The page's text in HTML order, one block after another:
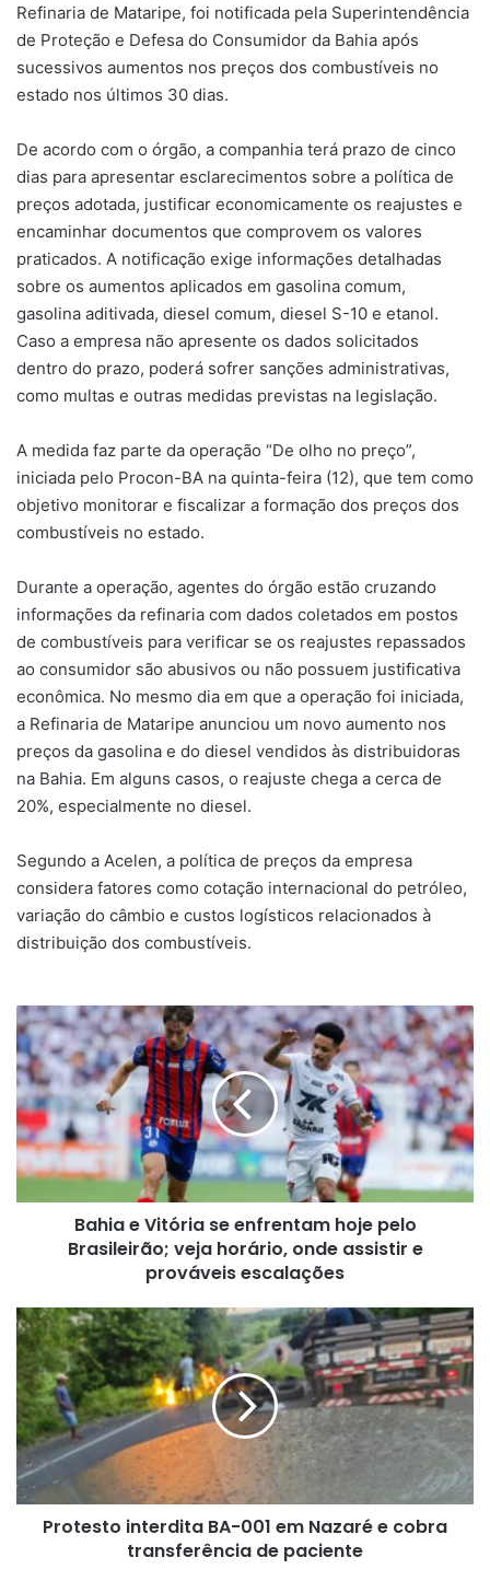
Refinaria de Mataripe, foi notificada pela Superintendência
de Proteção e Defesa do Consumidor da Bahia após
sucessivos aumentos nos preços dos combustíveis no
estado nos últimos 30 dias.
De acordo com o órgão, a companhia terá prazo de cinco
dias para apresentar esclarecimentos sobre a política de
preços adotada, justificar economicamente os reajustes e
encaminhar documentos que comprovem os valores
praticados. A notificação exige informações detalhadas
sobre os aumentos aplicados em gasolina comum,
gasolina aditivada, diesel comum, diesel S-10 e etanol.
Caso a empresa não apresente os dados solicitados
dentro do prazo, poderá sofrer sanções administrativas,
como multas e outras medidas previstas na legislação.
A medida faz parte da operação “De olho no preço”,
iniciada pelo Procon-BA na quinta-feira (12), que tem como
objetivo monitorar e fiscalizar a formação dos preços dos
combustíveis no estado.
Durante a operação, agentes do órgão estão cruzando
informações da refinaria com dados coletados em postos
de combustíveis para verificar se os reajustes repassados
ao consumidor são abusivos ou não possuem justificativa
econômica. No mesmo dia em que a operação foi iniciada,
a Refinaria de Mataripe anunciou um novo aumento nos
preços da gasolina e do diesel vendidos às distribuidoras
na Bahia. Em alguns casos, o reajuste chega a cerca de
20%, especialmente no diesel.
Segundo a Acelen, a política de preços da empresa
considera fatores como cotação internacional do petróleo,
variação do câmbio e custos logísticos relacionados à
distribuição dos combustíveis.
Bahia
e
Vitória
se
enfrentam
hoje
pelo
Brasileirão;
veja
prováveis
escalações
Bahia e Vitória se enfrentam hoje pelo
Brasileirão; veja horário, onde assistir e
prováveis escalações
Protesto
interdita
BA-
001
em
Nazaré
e
cobra
transferência
Protesto interdita BA-001 em Nazaré e cobra
transferência de paciente